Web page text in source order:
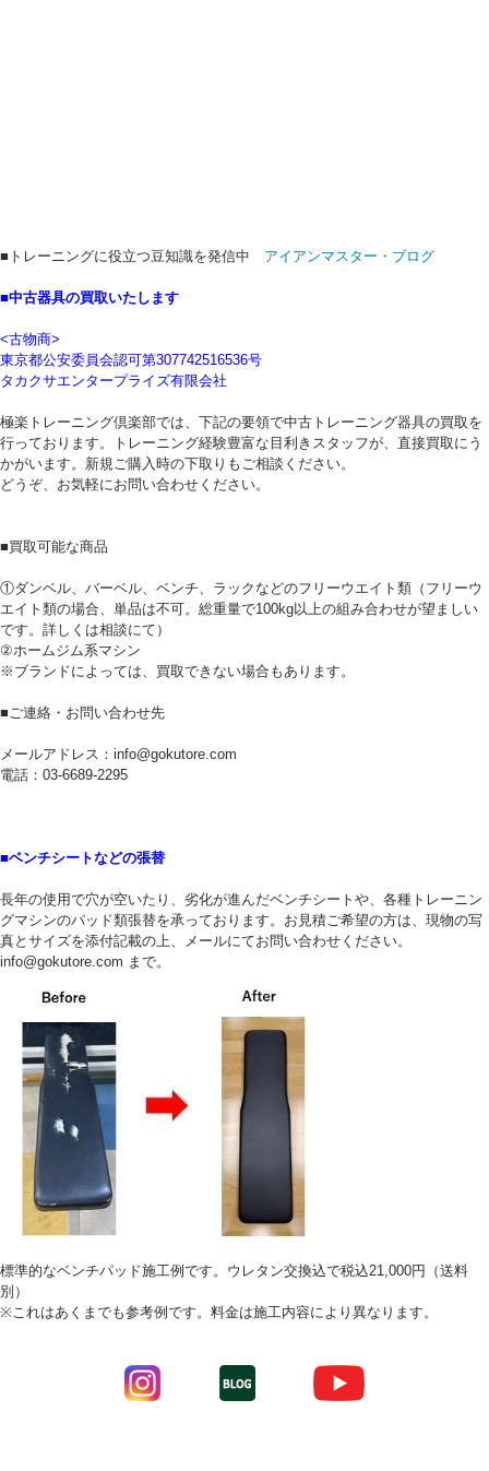
■トレーニングに役立つ豆知識を発信中 アイアンマスター・ブログ
■中古器具の買取いたします
<古物商>
東京都公安委員会認可第307742516536号
タカクサエンタープライズ有限会社
極楽トレーニング倶楽部では、下記の要領で中古トレーニング器具の買取を
行っております。トレーニング経験豊富な目利きスタッフが、直接買取にう
かがいます。新規ご購入時の下取りもご相談ください。
どうぞ、お気軽にお問い合わせください。
■買取可能な商品
①ダンベル、バーベル、ベンチ、ラックなどのフリーウエイト類（フリーウ
エイト類の場合、単品は不可。総重量で100kg以上の組み合わせが望ましい
です。詳しくは相談にて）
②ホームジム系マシン
※ブランドによっては、買取できない場合もあります。
■ご連絡・お問い合わせ先
メールアドレス：info@gokutore.com
電話：03-6689-2295
■ベンチシートなどの張替
長年の使用で穴が空いたり、劣化が進んだベンチシートや、各種トレーニン
グマシンのパッド類張替を承っております。お見積ご希望の方は、現物の写
真とサイズを添付記載の上、メールにてお問い合わせください。
info@gokutore.com まで。
標準的なベンチパッド施工例です。ウレタン交換込で税込21,000円（送料
別）
※これはあくまでも参考例です。料金は施工内容により異なります。